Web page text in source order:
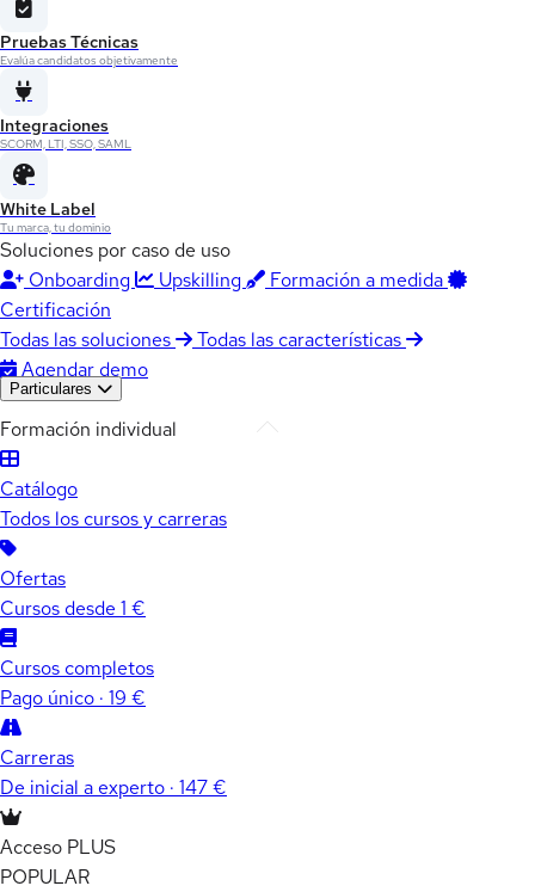
Pruebas Técnicas
Evalúa candidatos objetivamente
Integraciones
SCORM, LTI, SSO, SAML
White Label
Tu marca, tu dominio
Soluciones por caso de uso
Onboarding
Upskilling
Formación a medida
Certificación
Todas las soluciones
Todas las características
Agendar demo
Particulares
Formación individual
Catálogo
Todos los cursos y carreras
Ofertas
Cursos desde 1 €
Cursos completos
Pago único · 19 €
Carreras
De inicial a experto · 147 €
Acceso PLUS
POPULAR